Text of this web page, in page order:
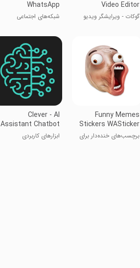
Video Editor
گوکات - ویرایشگر ویدیو
WhatsApp
شبکه‌های اجتماعی
Funny Memes
Stickers WASticker
برچسب‌های خنده‌دار برای
Clever - AI
Assistant Chatbot
ابزارهای کاربردی